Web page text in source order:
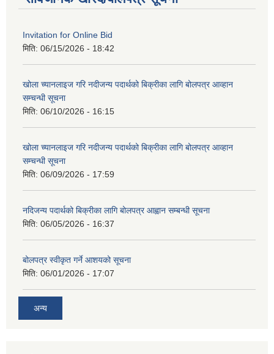
Invitation for Online Bid
मिति: 06/15/2026 - 18:42
खोला च्यानलाइज गरि नदीजन्य पदार्थको बिक्रीका लागि बोलपत्र आव्हान
सम्चन्धी सूचना
मिति: 06/10/2026 - 16:15
खोला च्यानलाइज गरि नदीजन्य पदार्थको बिक्रीका लागि बोलपत्र आव्हान
सम्चन्धी सूचना
मिति: 06/09/2026 - 17:59
नदिजन्य पदार्थको बिक्रीका लागि बोलपत्र आह्वान सम्बन्धी सूचना
मिति: 06/05/2026 - 16:37
बोलपत्र स्वीकृत गर्ने आशयको सूचना
मिति: 06/01/2026 - 17:07
अन्य